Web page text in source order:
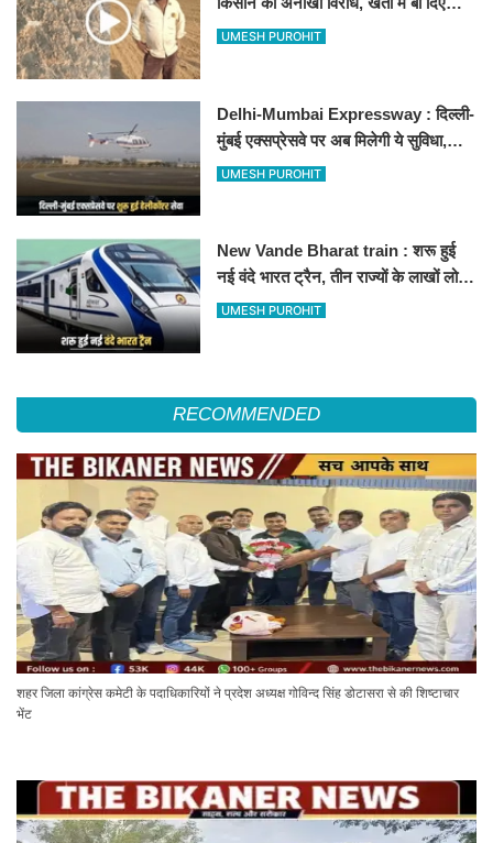
500-500 रुपए के नोट, वीडियो वायरल
UMESH PUROHIT
Delhi-Mumbai Expressway : दिल्ली-
मुंबई एक्सप्रेसवे पर अब मिलेगी ये सुविधा,
हेलीकॉप्टर सर्विस से तुरंत घायल पहुंचेगा
UMESH PUROHIT
New Vande Bharat train : शरू हुई
नई वंदे भारत ट्रैन, तीन राज्यों के लाखों लोगों
का सफर होगा आसान, देखें पूरा रूटमैप
UMESH PUROHIT
RECOMMENDED
शहर जिला कांग्रेस कमेटी के पदाधिकारियों ने प्रदेश अध्यक्ष गोविन्द सिंह डोटासरा से की शिष्टाचार
भेंट